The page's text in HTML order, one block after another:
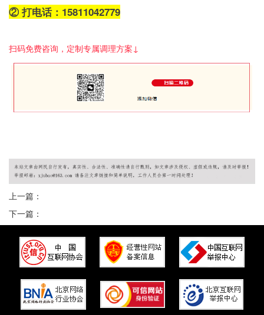
② 打电话：15811042779
扫码免费咨询，定制专属调理方案↓
上一篇：
下一篇：